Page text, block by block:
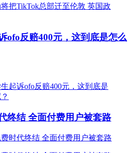
ofo反赔400元，这到底是怎么
终结 全面付费用户被套路